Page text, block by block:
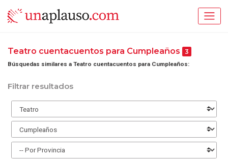
Teatro cuentacuentos para Cumpleaños 3
Búsquedas similares a Teatro cuentacuentos para Cumpleaños:
Filtrar resultados